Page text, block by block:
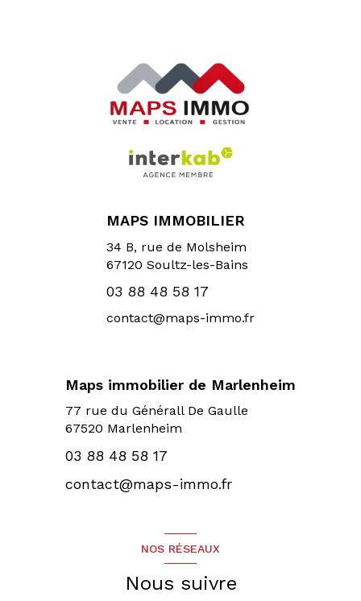
MAPS IMMOBILIER
34 B, rue de Molsheim
67120 Soultz-les-Bains
03 88 48 58 17
contact@maps-immo.fr
Maps immobilier de Marlenheim
77 rue du Générall De Gaulle
67520 Marlenheim
03 88 48 58 17
contact@maps-immo.fr
NOS RÉSEAUX
Nous suivre